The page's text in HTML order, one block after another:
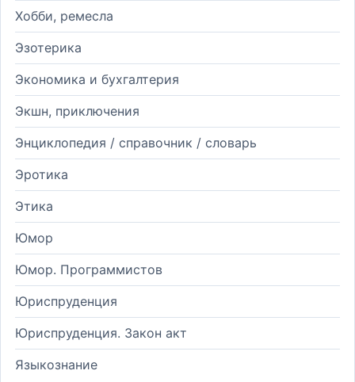
Хобби, ремесла
Эзотерика
Экономика и бухгалтерия
Экшн, приключения
Энциклопедия / справочник / словарь
Эротика
Этика
Юмор
Юмор. Программистов
Юриспруденция
Юриспруденция. Закон акт
Языкознание